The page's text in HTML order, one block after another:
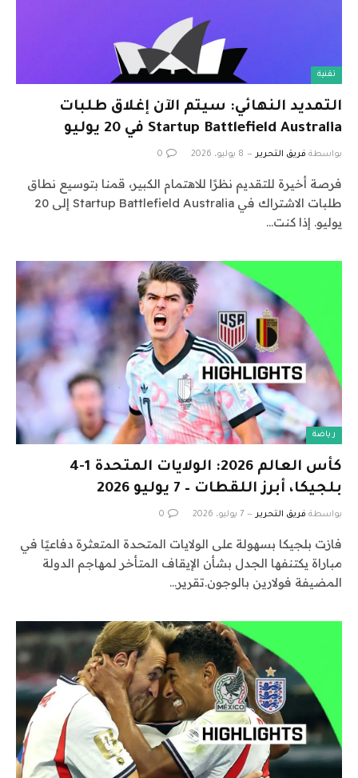
تقنية
التمديد النهائي: سيتم الآن إغلاق طلبات
Startup Battlefield Australia في 20 يوليو
بواسطة فريق التحرير 8 يوليو، 2026 0
فرصة أخيرة للتقديم نظرًا للاهتمام الكبير، قمنا بتوسيع نطاق
طلبات الاشتراك في Startup Battlefield Australia إلى 20
يوليو. إذا كنت…
رياضة
كأس العالم 2026: الولايات المتحدة 1-4
بلجيكا، أبرز اللقطات – 7 يوليو 2026
بواسطة فريق التحرير 7 يوليو، 2026 0
فازت بلجيكا بسهولة على الولايات المتحدة المتعثرة دفاعيًا في
مباراة يكتنفها الجدل بشأن الإيقاف المتأخر لمهاجم الدولة
المضيفة فولارين بالوجون.تقرير…